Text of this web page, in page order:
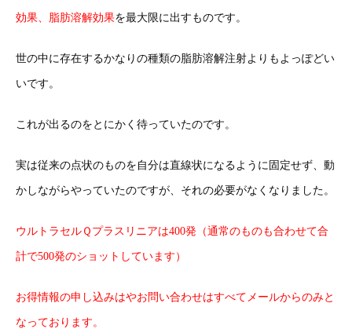
効果、脂肪溶解効果を最大限に出すものです。
世の中に存在するかなりの種類の脂肪溶解注射よりもよっぽどい
いです。
これが出るのをとにかく待っていたのです。
実は従来の点状のものを自分は直線状になるように固定せず、動
かしながらやっていたのですが、それの必要がなくなりました。
ウルトラセルＱプラスリニアは400発（通常のものも合わせて合
計で500発のショットしています）
お得情報の申し込みはやお問い合わせはすべてメールからのみと
なっております。